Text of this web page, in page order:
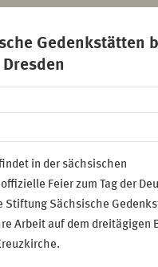
Gedenkstätten
in der sächsischen
Feier zum Tag der
Stiftung Sächsische
Arbeit auf dem dreitägigen